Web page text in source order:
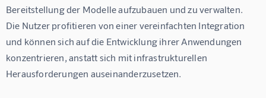
Bereitstellung der Modelle aufzubauen und zu verwalten.
Die Nutzer profitieren von einer vereinfachten Integration
und können sich auf die Entwicklung ihrer Anwendungen
konzentrieren, anstatt sich mit infrastrukturellen
Herausforderungen auseinanderzusetzen.